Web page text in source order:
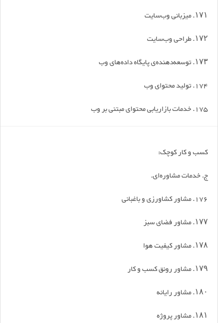
۱۷۱. میزبانی وب‌سایت
۱۷۲. طراحی وب‌سایت
۱۷۳. توسعه‌دهنده‌ی پایگاه داده‌های وب
174. تولید محتوای وب
175. خدمات بازاریابی محتوای مبتنی بر وب
کسب و کار کوچک:
ج. خدمات مشاوره‌ای.
176. مشاور کشاورزی و باغبانی
۱۷۷. مشاور فضای سبز
۱۷۸. مشاور کیفیت هوا
۱۷۹. مشاور رونق کسب و کار
۱۸۰. مشاور رایانه
۱۸۱. مشاور پروژه